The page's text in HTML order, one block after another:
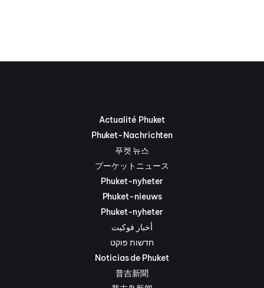
Actualité Phuket
Phuket-Nachrichten
푸켓 뉴스
プーケットニュース
Phuket-nyheter
Phuket-nieuws
Phuket-nyheter
أخبار فوكيت
חדשות פוקט
Noticias de Phuket
普吉新聞